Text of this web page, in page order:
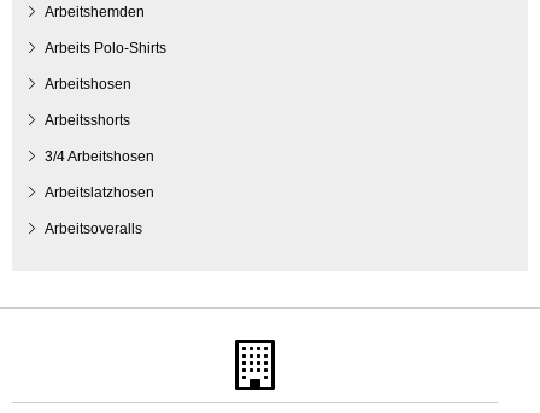
Arbeitshemden
Arbeits Polo-Shirts
Arbeitshosen
Arbeitsshorts
3/4 Arbeitshosen
Arbeitslatzhosen
Arbeitsoveralls